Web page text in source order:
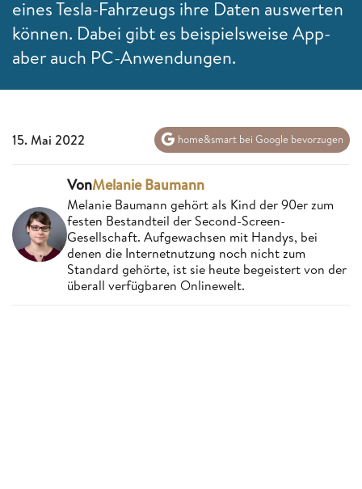
eines Tesla-Fahrzeugs ihre Daten auswerten
können. Dabei gibt es beispielsweise App-
aber auch PC-Anwendungen.
15. Mai 2022 home&smart bei Google bevorzugen
VonMelanie Baumann
Melanie Baumann gehört als Kind der 90er zum
festen Bestandteil der Second-Screen-
Gesellschaft. Aufgewachsen mit Handys, bei
denen die Internetnutzung noch nicht zum
Standard gehörte, ist sie heute begeistert von der
überall verfügbaren Onlinewelt.